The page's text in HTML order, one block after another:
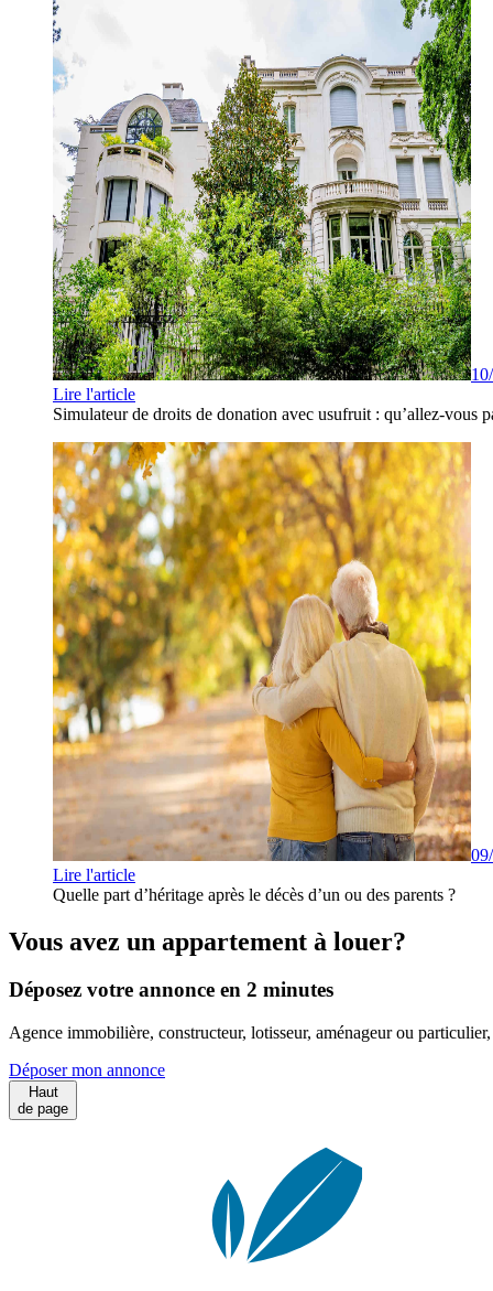
Lire l'article
Simulateur de droits de donation avec usufruit : qu’allez-vous
Lire l'article
Quelle part d’héritage après le décès d’un ou des parents ?
Vous avez un appartement à louer?
Déposez votre annonce en 2 minutes
Agence immobilière, constructeur, lotisseur, aménageur ou
Déposer mon annonce
Haut
de page